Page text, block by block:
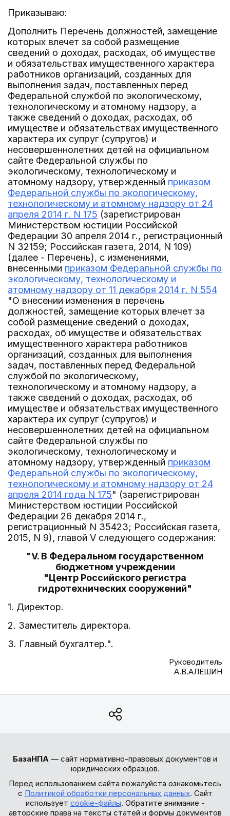
Приказываю:
Дополнить Перечень должностей, замещение
которых влечет за собой размещение
сведений о доходах, расходах, об имуществе
и обязательствах имущественного характера
работников организаций, созданных для
выполнения задач, поставленных перед
Федеральной службой по экологическому,
технологическому и атомному надзору, а
также сведений о доходах, расходах, об
имуществе и обязательствах имущественного
характера их супруг (супругов) и
несовершеннолетних детей на официальном
сайте Федеральной службы по
экологическому, технологическому и
атомному надзору, утвержденный приказом
Федеральной службы по экологическому,
технологическому и атомному надзору от 24
апреля 2014 г. N 175 (зарегистрирован
Министерством юстиции Российской
Федерации 30 апреля 2014 г., регистрационный
N 32159; Российская газета, 2014, N 109)
(далее - Перечень), с изменениями,
внесенными приказом Федеральной службы по
экологическому, технологическому и
атомному надзору от 11 декабря 2014 г. N 554
"О внесении изменения в перечень
должностей, замещение которых влечет за
собой размещение сведений о доходах,
расходах, об имуществе и обязательствах
имущественного характера работников
организаций, созданных для выполнения
задач, поставленных перед Федеральной
службой по экологическому,
технологическому и атомному надзору, а
также сведений о доходах, расходах, об
имуществе и обязательствах имущественного
характера их супруг (супругов) и
несовершеннолетних детей на официальном
сайте Федеральной службы по
экологическому, технологическому и
атомному надзору, утвержденный приказом
Федеральной службы по экологическому,
технологическому и атомному надзору от 24
апреля 2014 года N 175" (зарегистрирован
Министерством юстиции Российской
Федерации 26 декабря 2014 г.,
регистрационный N 35423; Российская газета,
2015, N 9), главой V следующего содержания:
"V. В Федеральном государственном
бюджетном учреждении
"Центр Российского регистра
гидротехнических сооружений"
1. Директор.
2. Заместитель директора.
3. Главный бухгалтер.".
Руководитель
А.В.АЛЕШИН
БазаНПА — сайт нормативно-правовых документов и
юридических образцов.
Перед использованием сайта пожалуйста ознакомьтесь
с Политикой обработки персональных данных. Сайт
использует cookie-файлы. Обратите внимание -
авторские права на тексты статей и формы документов